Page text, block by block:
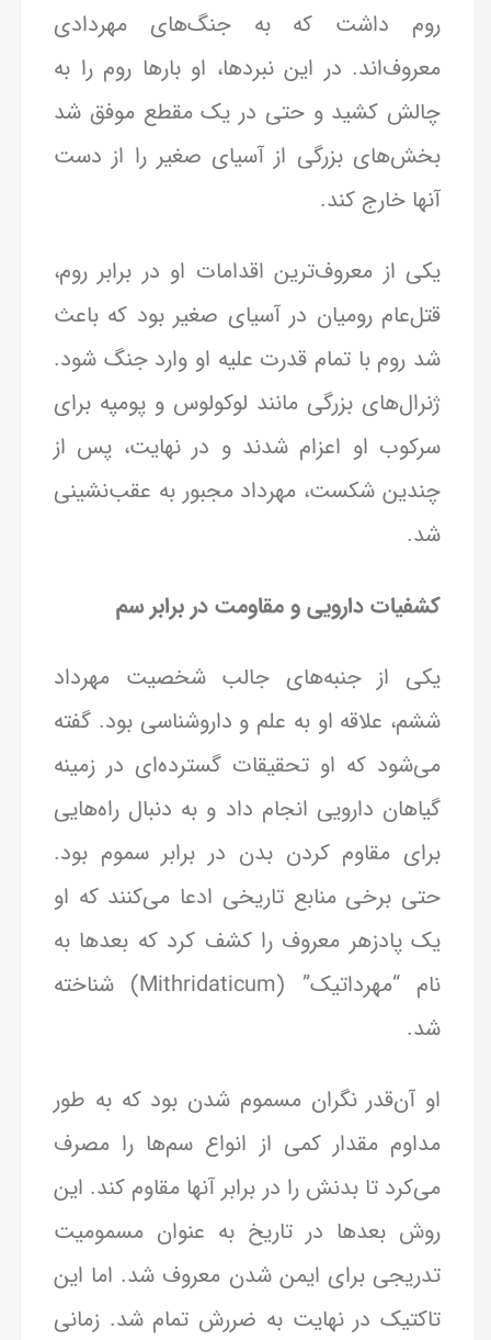
روم داشت که به جنگ‌های مهردادی
معروف‌اند. در این نبردها، او بارها روم را به
چالش کشید و حتی در یک مقطع موفق شد
بخش‌های بزرگی از آسیای صغیر را از دست
آنها خارج کند.
یکی از معروف‌ترین اقدامات او در برابر روم،
قتل‌عام رومیان در آسیای صغیر بود که باعث
شد روم با تمام قدرت علیه او وارد جنگ شود.
ژنرال‌های بزرگی مانند لوکولوس و پومپه برای
سرکوب او اعزام شدند و در نهایت، پس از
چندین شکست، مهرداد مجبور به عقب‌نشینی
شد.
کشفیات دارویی و مقاومت در برابر سم
یکی از جنبه‌های جالب شخصیت مهرداد
ششم، علاقه او به علم و داروشناسی بود. گفته
می‌شود که او تحقیقات گسترده‌ای در زمینه
گیاهان دارویی انجام داد و به دنبال راه‌هایی
برای مقاوم کردن بدن در برابر سموم بود.
حتی برخی منابع تاریخی ادعا می‌کنند که او
یک پادزهر معروف را کشف کرد که بعدها به
نام “مهرداتیک” (Mithridaticum) شناخته
شد.
او آن‌قدر نگران مسموم شدن بود که به طور
مداوم مقدار کمی از انواع سم‌ها را مصرف
می‌کرد تا بدنش را در برابر آنها مقاوم کند. این
روش بعدها در تاریخ به عنوان مسمومیت
تدریجی برای ایمن شدن معروف شد. اما این
تاکتیک در نهایت به ضررش تمام شد. زمانی